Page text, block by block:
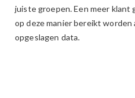
einde
begin
juiste groepen. Een meer klant
op deze manier bereikt worden
opgeslagen data.